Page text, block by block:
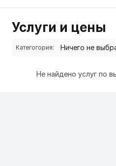
Услуги и цены
Категогория:
Не найдено услуг по